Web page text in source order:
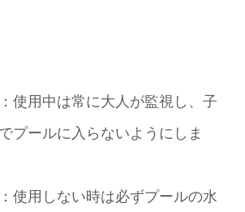
使用中は常に大人が監視し、子
プールに入らないようにしま
：使用しない時は必ずプールの水